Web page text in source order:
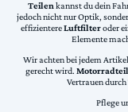
Teilen kannst du dein
jedoch nicht nur Optik,
effizientereLuftfilteroder
Elemente
Wir achten bei jedem
gerecht wird.
Vertrauen
Pflege